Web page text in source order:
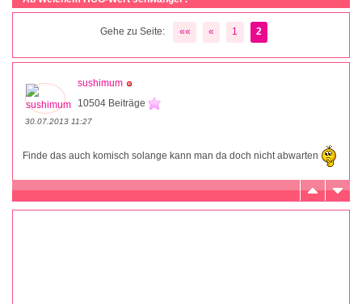
Gehe zu Seite: «« « 1 2
sushimum
10504 Beiträge
30.07.2013 11:27
Finde das auch komisch solange kann man da doch nicht abwarten